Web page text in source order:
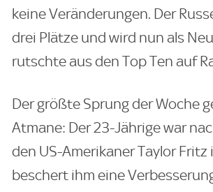
keine Veränderungen. Der
drei Plätze und wird nun als
rutschte aus den Top Ten auf
Der größte Sprung der Woche
Atmane: Der 23-Jährige war
den US-Amerikaner Taylor
beschert ihm eine